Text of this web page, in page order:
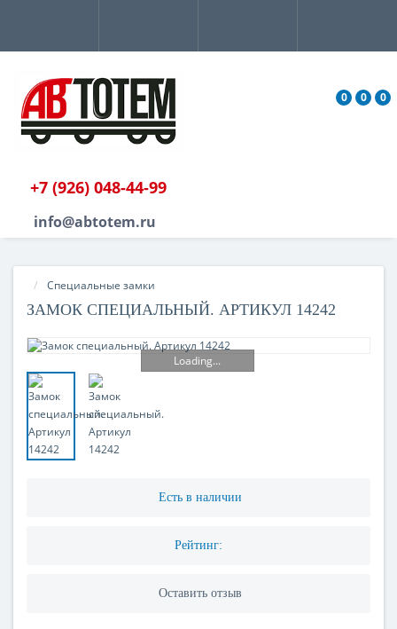
0 0 0
+7 (926) 048-44-99
info@abtotem.ru
Специальные замки
ЗАМОК СПЕЦИАЛЬНЫЙ. АРТИКУЛ 14242
Loading...
Есть в наличии
Рейтинг:
Оставить отзыв